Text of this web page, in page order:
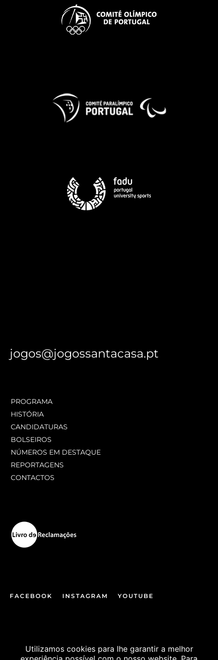
jogos@jogossantacasa.pt
PROGRAMA
HISTÓRIA
CANDIDATURAS
BOLSEIROS
NÚMEROS EM DESTAQUE
REPORTAGENS
CONTACTOS
FACEBOOK INSTAGRAM YOUTUBE
© JOGOS SANTA CASA
Utilizamos cookies para lhe garantir a melhor